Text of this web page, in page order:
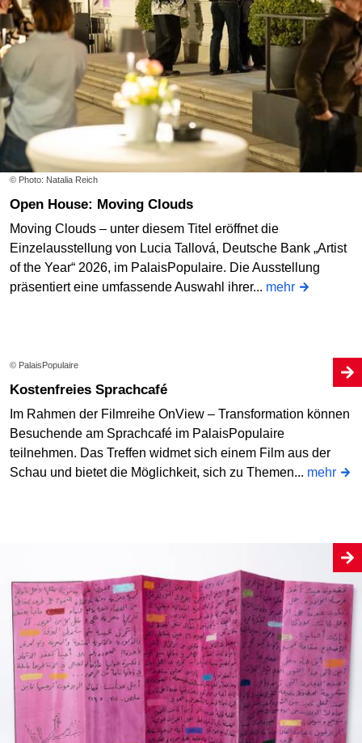
© Photo: Natalia Reich
Open House: Moving Clouds
Moving Clouds – unter diesem Titel eröffnet die
Einzelausstellung von Lucia Tallová, Deutsche Bank „Artist
of the Year“ 2026, im PalaisPopulaire. Die Ausstellung
präsentiert eine umfassende Auswahl ihrer... mehr
© PalaisPopulaire
Kostenfreies Sprachcafé
Im Rahmen der Filmreihe OnView – Transformation können
Besuchende am Sprachcafé im PalaisPopulaire
teilnehmen. Das Treffen widmet sich einem Film aus der
Schau und bietet die Möglichkeit, sich zu Themen... mehr